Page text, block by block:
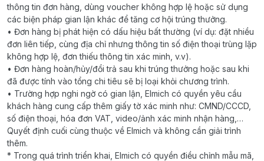
thông tin đơn hàng, dùng voucher không hợp lệ hoặc sử dụng
các biện pháp gian lận khác để tăng cơ hội trúng thưởng.
• Đơn hàng bị phát hiện có dấu hiệu bất thường (ví dụ: đặt nhiều
đơn liên tiếp, cùng địa chỉ nhưng thông tin số điện thoại trùng lặp
không hợp lệ, đơn thiếu thông tin xác minh, v.v).
• Đơn hàng hoàn/hủy/đổi trả sau khi trúng thưởng hoặc sau khi
đã được tính vào tổng chi tiêu sẽ bị loại khỏi chương trình.
• Trường hợp nghi ngờ có gian lận, Elmich có quyền yêu cầu
khách hàng cung cấp thêm giấy tờ xác minh như: CMND/CCCD,
số điện thoại, hóa đơn VAT, video/ảnh xác minh nhận hàng,…
Quyết định cuối cùng thuộc về Elmich và không cần giải trình
thêm.
* Trong quá trình triển khai, Elmich có quyền điều chỉnh mẫu mã,